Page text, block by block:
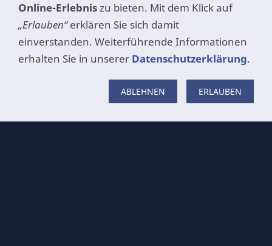
Online-Erlebniszu bieten. Mit dem Klick auf
„Erlauben“erklären Sie sich damit
einverstanden. Weiterführende Informationen
erhalten Sie in unserer Datenschutzerklärung.
ERLAUBEN
ABLEHNEN